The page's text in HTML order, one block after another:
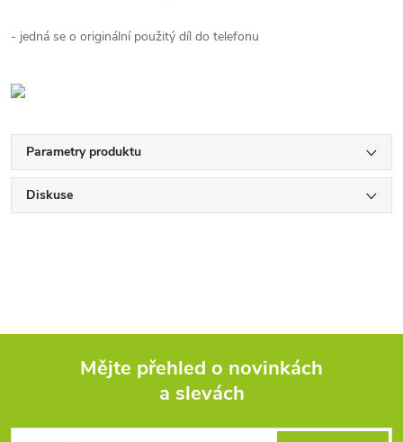
- jedná se o originální použitý díl do telefonu
Parametry produktu
Diskuse
Mějte přehled o novinkách
a slevách